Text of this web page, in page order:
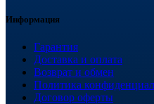
Информация
Гарантия
Доставка и оплата
Возврат и обмен
Политика
Договор оферты